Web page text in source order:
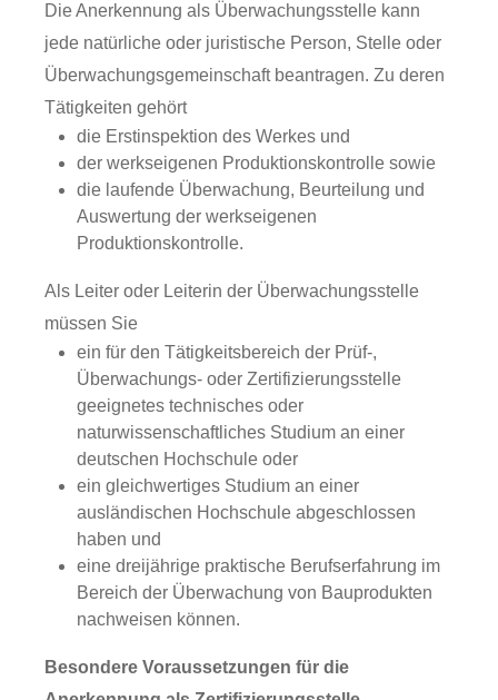
Die Anerkennung als Überwachungsstelle kann
jede natürliche oder juristische Person, Stelle oder
Überwachungsgemeinschaft beantragen. Zu deren
Tätigkeiten gehört
die Erstinspektion des Werkes und
der werkseigenen Produktionskontrolle sowie
die laufende Überwachung, Beurteilung und
Auswertung der werkseigenen
Produktionskontrolle.
Als Leiter oder Leiterin der Überwachungsstelle
müssen Sie
ein für den Tätigkeitsbereich der Prüf-,
Überwachungs- oder Zertifizierungsstelle
geeignetes technisches oder
naturwissenschaftliches Studium an einer
deutschen Hochschule oder
ein gleichwertiges Studium an einer
ausländischen Hochschule abgeschlossen
haben und
eine dreijährige praktische Berufserfahrung im
Bereich der Überwachung von Bauprodukten
nachweisen können.
Besondere Voraussetzungen für die